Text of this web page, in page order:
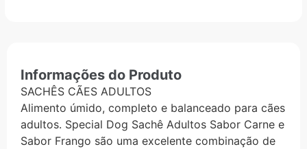
Informações do Produto
SACHÊS CÃES ADULTOS
Alimento úmido, completo e balanceado para cães
adultos. Special Dog Sachê Adultos Sabor Carne e
Sabor Frango são uma excelente combinação de